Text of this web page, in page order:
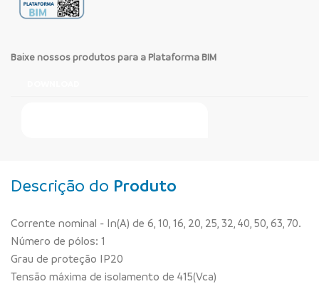
Baixe nossos produtos para a Plataforma BIM
Descrição do Produto
Corrente nominal - In(A) de 6, 10, 16, 20, 25, 32, 40, 50, 63, 70.
Número de pólos: 1
Grau de proteção IP20
Tensão máxima de isolamento de 415(Vca)